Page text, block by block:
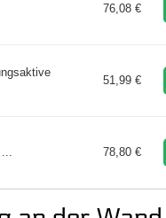
76,08 €
51,99 €
78,80 €